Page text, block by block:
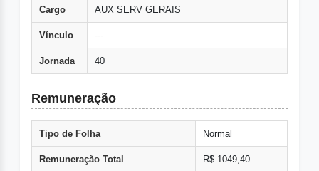
Cargo AUX SERV GERAIS
Vínculo ---
Jornada 40
Remuneração
Tipo de Folha Normal
Remuneração Total R$ 1049,40